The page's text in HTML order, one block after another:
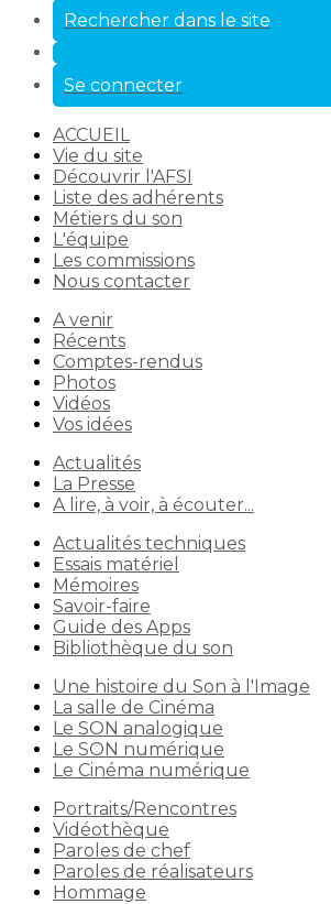
Rechercher dans le site
Se connecter
ACCUEIL
Vie du site
Découvrir l'AFSI
Liste des adhérents
Métiers du son
L'équipe
Les commissions
Nous contacter
A venir
Récents
Comptes-rendus
Photos
Vidéos
Vos idées
Actualités
La Presse
A lire, à voir, à écouter...
Actualités techniques
Essais matériel
Mémoires
Savoir-faire
Guide des Apps
Bibliothèque du son
Une histoire du Son à l'Image
La salle de Cinéma
Le SON analogique
Le SON numérique
Le Cinéma numérique
Portraits/Rencontres
Vidéothèque
Paroles de chef
Paroles de réalisateurs
Hommage